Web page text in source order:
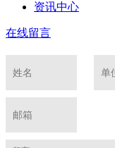
资讯中心
在线留言